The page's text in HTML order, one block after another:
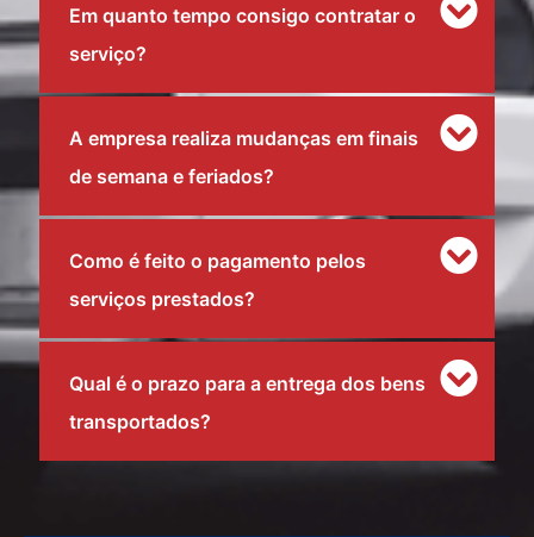
Em quanto tempo consigo contratar o
serviço?
A empresa realiza mudanças em finais
de semana e feriados?
Como é feito o pagamento pelos
serviços prestados?
Qual é o prazo para a entrega dos bens
transportados?